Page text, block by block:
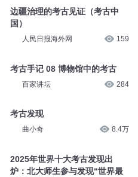
边疆治理的考古见证（考古中
国）
人民日报海外网 159
考古手记 08 博物馆中的考古
百家讲坛 284
考古发现
曲小奇 8.4万
2025年世界十大考古发现出
炉：北大师生参与发现“世界最